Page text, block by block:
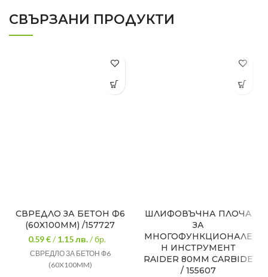
СВЪРЗАНИ ПРОДУКТИ
СВРЕДЛО ЗА БЕТОН Ф6
(60X100MM) /157727
0.59 €/1.15лв./ бр.
СВРЕДЛО ЗА БЕТОН Ф6
(60X100MM)
ШЛИФОВЪЧНА ПЛОЧА
ЗА
МНОГОФУНКЦИОНАЛЕ
Н ИНСТРУМЕНТ
RAIDER 80MM CARBIDE
/ 155607